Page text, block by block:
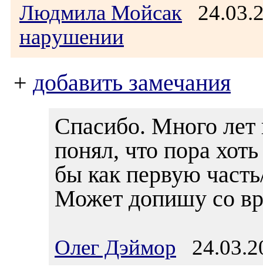
Людмила Мойсак
нарушении
+ добавить замечания
Спасибо. Много лет
понял, что пора
бы как первую
Может допишу со
Олег Дэймор